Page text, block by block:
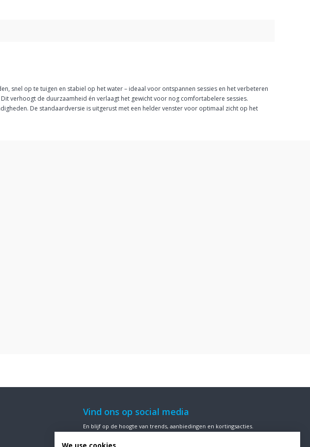
snel op te tuigen en stabiel op het water – ideaal voor ontspannen sessies en het verbeteren
verhoogt de duurzaamheid én verlaagt het gewicht voor nog comfortabelere sessies.
De standaardversie is uitgerust met een helder venster voor optimaal zicht op het
Vind ons op social media
En blijf op de hoogte van trends, aanbiedingen en kortingsacties.